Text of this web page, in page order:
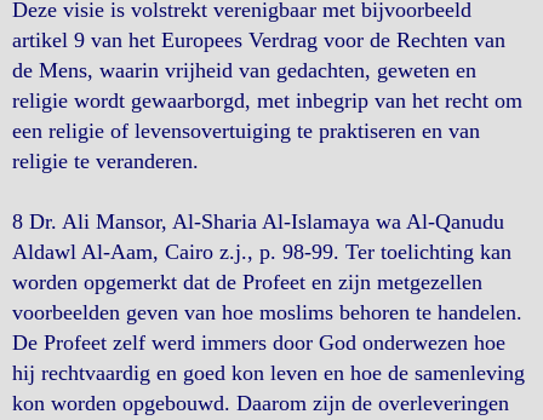
Deze visie is volstrekt verenigbaar met bijvoorbeeld
artikel 9 van het Europees Verdrag voor de Rechten van
de Mens, waarin vrijheid van gedachten, geweten en
religie wordt gewaarborgd, met inbegrip van het recht om
een religie of levensovertuiging te praktiseren en van
religie te veranderen.
8 Dr. Ali Mansor, Al-Sharia Al-Islamaya wa Al-Qanudu
Aldawl Al-Aam, Cairo z.j., p. 98-99. Ter toelichting kan
worden opgemerkt dat de Profeet en zijn metgezellen
voorbeelden geven van hoe moslims behoren te handelen.
De Profeet zelf werd immers door God onderwezen hoe
hij rechtvaardig en goed kon leven en hoe de samenleving
kon worden opgebouwd. Daarom zijn de overleveringen